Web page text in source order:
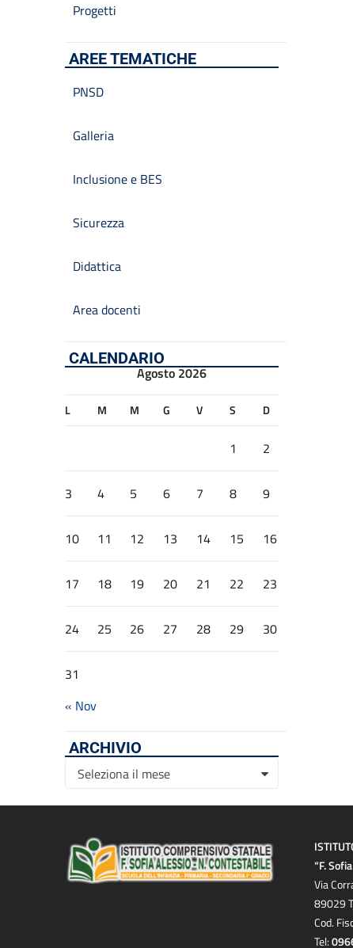
Progetti
AREE TEMATICHE
PNSD
Galleria
Inclusione e BES
Sicurezza
Didattica
Area docenti
CALENDARIO
Agosto 2026
L M M G V S D
1 2
3 4 5 6 7 8 9
10 11 12 13 14 15 16
17 18 19 20 21 22 23
24 25 26 27 28 29 30
31
« Nov
ARCHIVIO
Archivio
Seleziona il mese
“F.
Via
89029
Cod.
Tel: